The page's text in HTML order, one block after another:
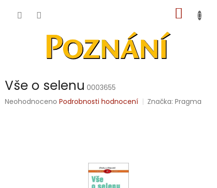
KOŠÍK
Vše o selenu 0003655
Průměrné
Neohodnoceno Podrobnosti hodnocení Značka:Pragma